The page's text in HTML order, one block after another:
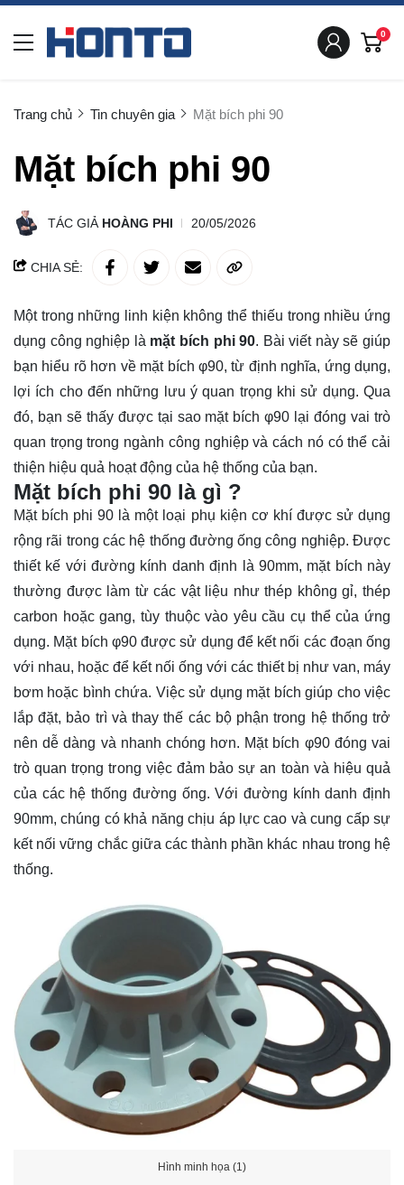
0
Trang chủ Tin chuyên gia Mặt bích phi 90
Mặt bích phi 90
TÁC GIẢ HOÀNG PHI 20/05/2026
CHIA SẺ:
Một trong những linh kiện không thể thiếu trong nhiều ứng
dụng công nghiệp là mặt bích phi 90. Bài viết này sẽ giúp
bạn hiểu rõ hơn về mặt bích φ90, từ định nghĩa, ứng dụng,
lợi ích cho đến những lưu ý quan trọng khi sử dụng. Qua
đó, bạn sẽ thấy được tại sao mặt bích φ90 lại đóng vai trò
quan trọng trong ngành công nghiệp và cách nó có thể cải
thiện hiệu quả hoạt động của hệ thống của bạn.
Mặt bích phi 90 là gì ?
Mặt bích phi 90 là một loại phụ kiện cơ khí được sử dụng
rộng rãi trong các hệ thống đường ống công nghiệp. Được
thiết kế với đường kính danh định là 90mm, mặt bích này
thường được làm từ các vật liệu như thép không gỉ, thép
carbon hoặc gang, tùy thuộc vào yêu cầu cụ thể của ứng
dụng. Mặt bích φ90 được sử dụng để kết nối các đoạn ống
với nhau, hoặc để kết nối ống với các thiết bị như van, máy
bơm hoặc bình chứa. Việc sử dụng mặt bích giúp cho việc
lắp đặt, bảo trì và thay thế các bộ phận trong hệ thống trở
nên dễ dàng và nhanh chóng hơn. Mặt bích φ90 đóng vai
trò quan trọng trong việc đảm bảo sự an toàn và hiệu quả
của các hệ thống đường ống. Với đường kính danh định
90mm, chúng có khả năng chịu áp lực cao và cung cấp sự
kết nối vững chắc giữa các thành phần khác nhau trong hệ
thống.
Hình minh họa (1)